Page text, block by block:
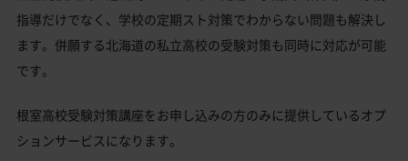
指導だけでなく、学校の定期スト対策でわからない問題も解決し
ます。併願する北海道の私立高校の受験対策も同時に対応が可能
です。
根室高校受験対策講座をお申し込みの方のみに提供しているオプ
ションサービスになります。